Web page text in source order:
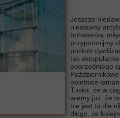
Jeszcze
niesławny
bohaterów,
przypomnijmy
poziom
tak
poprzedniego
obietnice
Tuska, że w
wiemy już, że
nie jest to dla
długo, że